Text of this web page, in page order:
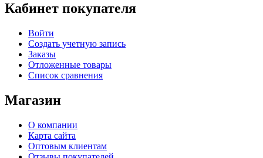
Кабинет покупателя
Войти
Создать учетную запись
Заказы
Отложенные товары
Список сравнения
Магазин
О компании
Карта сайта
Оптовым клиентам